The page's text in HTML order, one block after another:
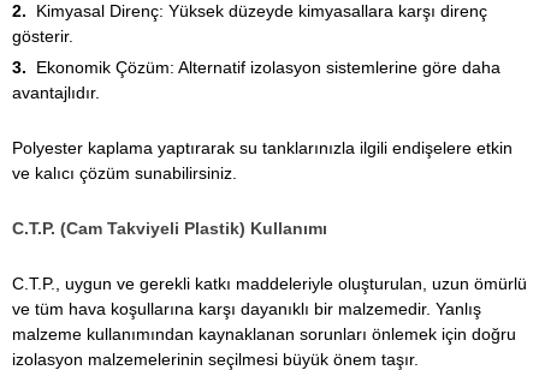
Kimyasal Direnç: Yüksek düzeyde kimyasallara karşı direnç
gösterir.
Ekonomik Çözüm: Alternatif izolasyon sistemlerine göre daha
avantajlıdır.
Polyester kaplama yaptırarak su tanklarınızla ilgili endişelere etkin
ve kalıcı çözüm sunabilirsiniz.
C.T.P. (Cam Takviyeli Plastik) Kullanımı
C.T.P., uygun ve gerekli katkı maddeleriyle oluşturulan, uzun ömürlü
ve tüm hava koşullarına karşı dayanıklı bir malzemedir. Yanlış
malzeme kullanımından kaynaklanan sorunları önlemek için doğru
izolasyon malzemelerinin seçilmesi büyük önem taşır.